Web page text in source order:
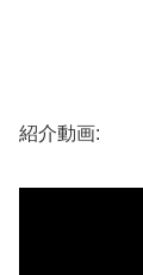
紹介動画: